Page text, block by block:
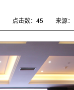
点击数： 45 来源：